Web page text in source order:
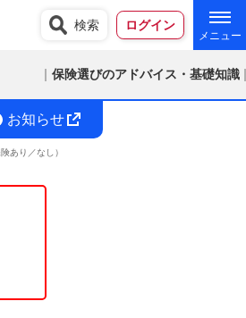
検索 ログイン
保険選びのアドバイス・基礎知識
お知らせ
あり／なし）